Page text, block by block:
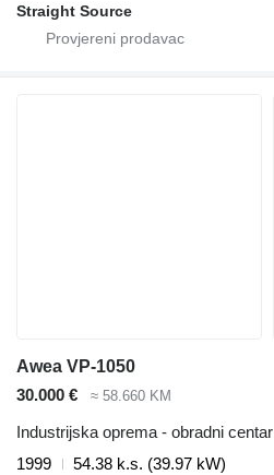
Straight Source
Awea VP-1050
30.000 €
≈ 58.660 KM
Industrijska oprema - obradni centar
1999
54.38 k.s. (39.97 kW)